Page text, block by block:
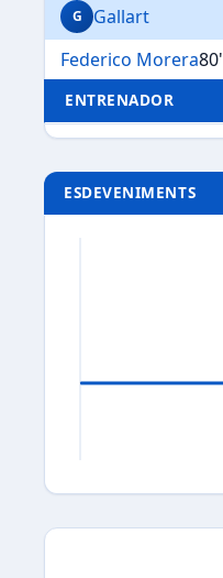
G
Gallart
Federico Morera80'
ENTRENADOR
ESDEVENIMENTS